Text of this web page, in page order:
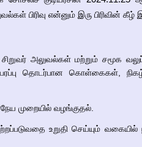
பிரிவு என்னும் இரு பிரிவின் கீழ்
அலுவல்கள் மற்றும் சமூக
தொடர்பான கொள்கைகள்,
முறையில் வழங்குதல்.
உறுதி செய்யும்